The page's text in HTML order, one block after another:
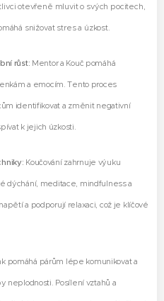
otevřeně mluvit o svých pocitech,
snižovat stres a úzkost.
růst: Mentor a Kouč pomáhá
a emocím. Tento proces
identifikovat a změnit negativní
k jejich úzkosti.
Koučování zahrnuje výuku
dýchání, meditace, mindfulness a
a podporují relaxaci, což je klíčové
pomáhá párům lépe komunikovat a
neplodnosti. Posílení vztahů a